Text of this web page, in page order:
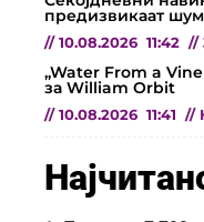
предизвикаат
// 10.08.2026 11:42 //
„Water From a
за William Orbit
// 10.08.2026 11:41 //